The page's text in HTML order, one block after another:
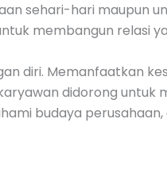
sehari-hari maupun
membangun relasi
diri. Memanfaatkan
didorong untuk
budaya